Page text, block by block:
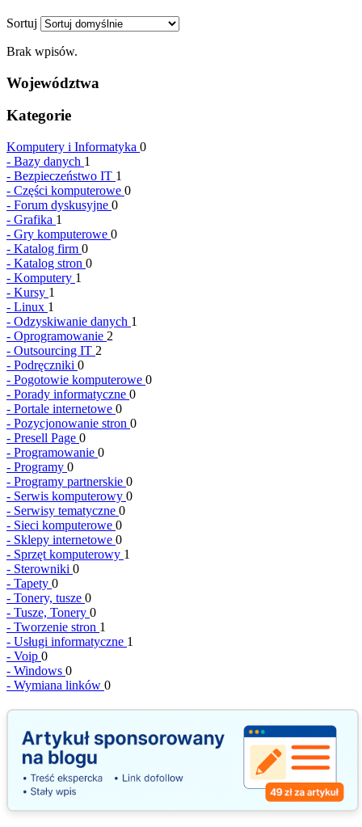
Sortuj
Brak wpisów.
Województwa
Kategorie
Komputery i Informatyka 0
- Bazy danych 1
- Bezpieczeństwo IT 1
- Części komputerowe 0
- Forum dyskusyjne 0
- Grafika 1
- Gry komputerowe 0
- Katalog firm 0
- Katalog stron 0
- Komputery 1
- Kursy 1
- Linux 1
- Odzyskiwanie danych 1
- Oprogramowanie 2
- Outsourcing IT 2
- Podręczniki 0
- Pogotowie komputerowe 0
- Porady informatyczne 0
- Portale internetowe 0
- Pozycjonowanie stron 0
- Presell Page 0
- Programowanie 0
- Programy 0
- Programy partnerskie 0
- Serwis komputerowy 0
- Serwisy tematyczne 0
- Sieci komputerowe 0
- Sklepy internetowe 0
- Sprzęt komputerowy 1
- Sterowniki 0
- Tapety 0
- Tonery, tusze 0
- Tusze, Tonery 0
- Tworzenie stron 1
- Usługi informatyczne 1
- Voip 0
- Windows 0
- Wymiana linków 0